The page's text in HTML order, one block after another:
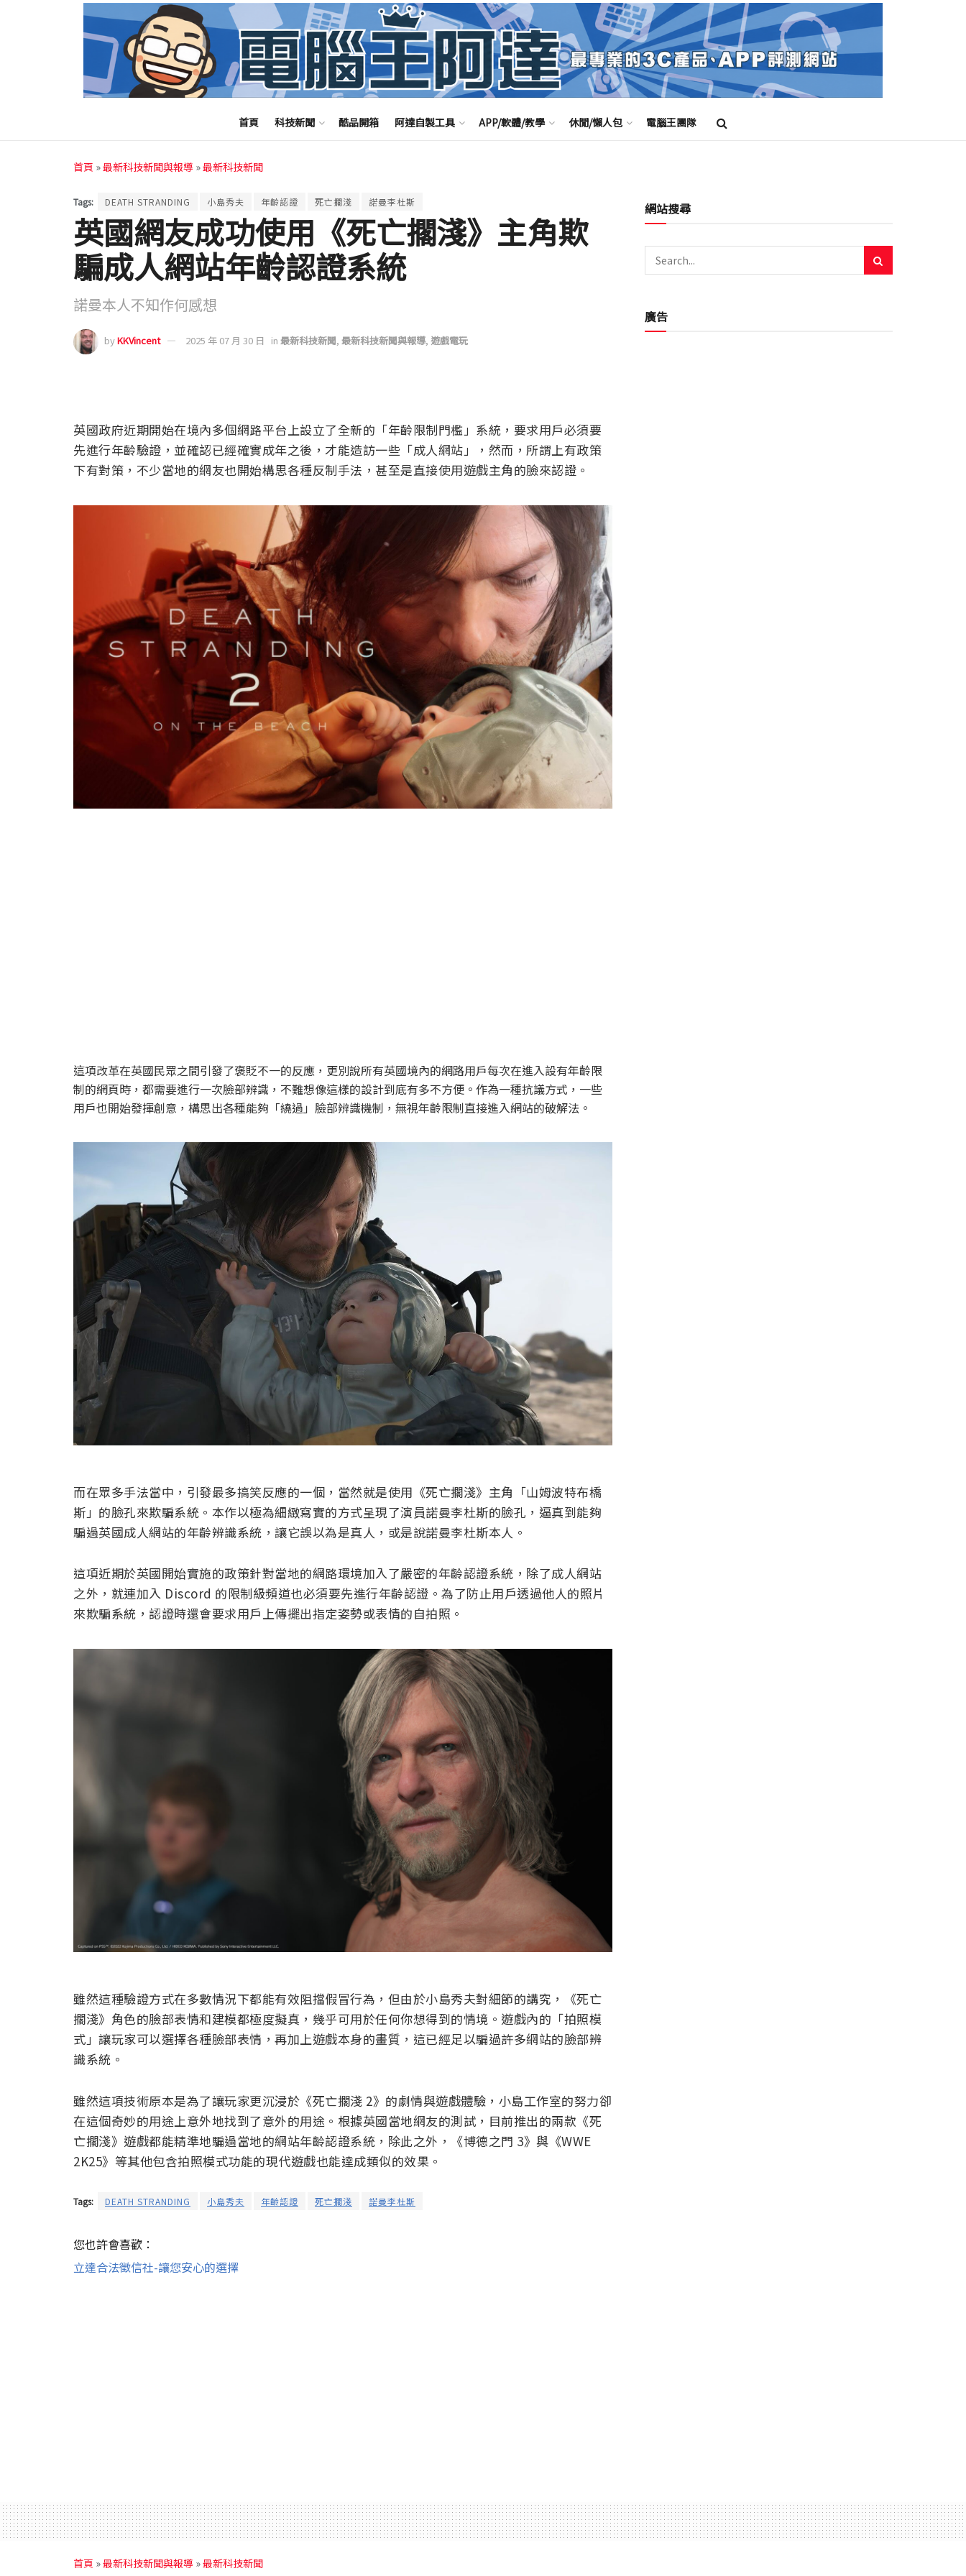
首頁 科技新聞 酷品開箱 阿達自製工具 APP/軟體/教學 休閒/懶人包 電腦王團隊
首頁 »最新科技新聞與報導 »最新科技新聞
Tags: DEATH STRANDING 小島秀夫 年齡認證 死亡擱淺 諾曼李杜斯
英國網友成功使用《死亡擱淺》主角欺
騙成人網站年齡認證系統
諾曼本人不知作何感想
byKKVincent 2025 年 07 月 30 日 in 最新科技新聞, 最新科技新聞與報導, 遊戲電玩
英國政府近期開始在境內多個網路平台上設立了全新的「年齡限制門檻」系統，要求用戶必須要
先進行年齡驗證，並確認已經確實成年之後，才能造訪一些「成人網站」，然而，所謂上有政策
下有對策，不少當地的網友也開始構思各種反制手法，甚至是直接使用遊戲主角的臉來認證。
這項改革在英國民眾之間引發了褒貶不一的反應，更別說所有英國境內的網路用戶每次在進入設有年齡限
制的網頁時，都需要進行一次臉部辨識，不難想像這樣的設計到底有多不方便。作為一種抗議方式，一些
用戶也開始發揮創意，構思出各種能夠「繞過」臉部辨識機制，無視年齡限制直接進入網站的破解法。
而在眾多手法當中，引發最多搞笑反應的一個，當然就是使用《死亡擱淺》主角「山姆波特布橋
斯」的臉孔來欺騙系統。本作以極為細緻寫實的方式呈現了演員諾曼李杜斯的臉孔，逼真到能夠
騙過英國成人網站的年齡辨識系統，讓它誤以為是真人，或是說諾曼李杜斯本人。
這項近期於英國開始實施的政策針對當地的網路環境加入了嚴密的年齡認證系統，除了成人網站
之外，就連加入 Discord 的限制級頻道也必須要先進行年齡認證。為了防止用戶透過他人的照片
來欺騙系統，認證時還會要求用戶上傳擺出指定姿勢或表情的自拍照。
雖然這種驗證方式在多數情況下都能有效阻擋假冒行為，但由於小島秀夫對細節的講究，《死亡
擱淺》角色的臉部表情和建模都極度擬真，幾乎可用於任何你想得到的情境。遊戲內的「拍照模
式」讓玩家可以選擇各種臉部表情，再加上遊戲本身的畫質，這已經足以騙過許多網站的臉部辨
識系統。
雖然這項技術原本是為了讓玩家更沉浸於《死亡擱淺 2》的劇情與遊戲體驗，小島工作室的努力卻
在這個奇妙的用途上意外地找到了意外的用途。根據英國當地網友的測試，目前推出的兩款《死
亡擱淺》遊戲都能精準地騙過當地的網站年齡認證系統，除此之外，《博德之門 3》與《WWE
2K25》等其他包含拍照模式功能的現代遊戲也能達成類似的效果。
Tags: DEATH STRANDING 小島秀夫 年齡認證 死亡擱淺 諾曼李杜斯
您也許會喜歡：
立達合法徵信社-讓您安心的選擇
網站搜尋
廣告
首頁 »最新科技新聞與報導 »最新科技新聞